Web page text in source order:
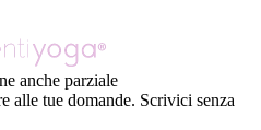
anche parziale
alle tue domande. Scrivici senza